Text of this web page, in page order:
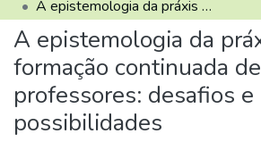
Manuals and Terms
Statistics
About RIIFB
Help
Contacts
A epistemologia da práxis e a formação continuada de professores: desafios e possibilidades
A epistemologia da
formação continuada de
professores: desafios e
possibilidades